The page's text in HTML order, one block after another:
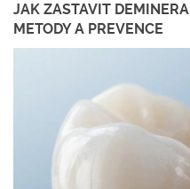
JAK ZASTAVIT
METODY A PREVENCE